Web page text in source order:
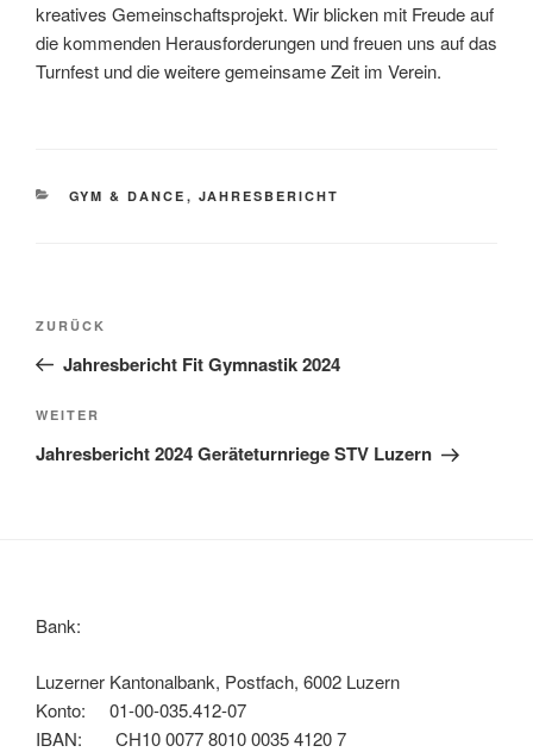
kreatives Gemeinschaftsprojekt. Wir blicken mit Freude auf
die kommenden Herausforderungen und freuen uns auf das
Turnfest und die weitere gemeinsame Zeit im Verein.
KATEGORIEN
GYM & DANCE , JAHRESBERICHT
Beitragsnavigation
Vorheriger
Beitrag
ZURÜCK
Jahresbericht Fit Gymnastik 2024
Nächster
Beitrag
WEITER
Jahresbericht 2024 Geräteturnriege STV Luzern
Bank:
Luzerner Kantonalbank, Postfach, 6002 Luzern
Konto: 01-00-035.412-07
IBAN: CH10 0077 8010 0035 4120 7